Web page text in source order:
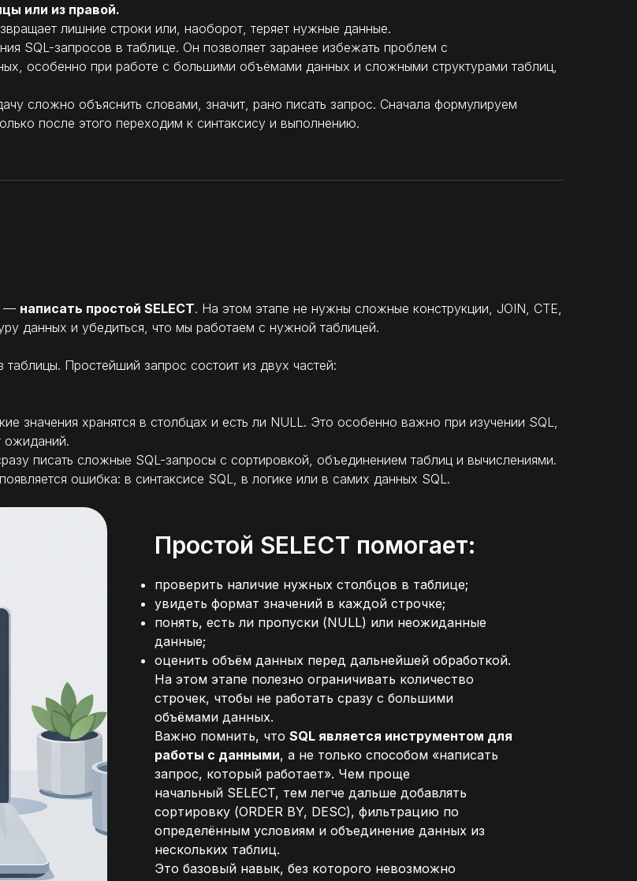
или из правой.
лишние строки или, наоборот, теряет нужные данные.
SQL-запросов в таблице. Он позволяет заранее избежать проблем с
особенно при работе с большими объёмами данных и сложными структурами таблиц,
сложно объяснить словами, значит, рано писать запрос. Сначала формулируем
после этого переходим к синтаксису и выполнению.
— написать простой SELECT. На этом этапе не нужны сложные конструкции, JOIN, CTE,
данных и убедиться, что мы работаем с нужной таблицей.
Простейший запрос состоит из двух частей:
значения хранятся в столбцах и есть ли NULL. Это особенно важно при изучении SQL,
ожиданий.
писать сложные SQL-запросы с сортировкой, объединением таблиц и вычислениями.
ошибка: в синтаксисе SQL, в логике или в самих данных SQL.
Простой SELECT помогает:
проверить наличие нужных столбцов в таблице;
увидеть формат значений в каждой строчке;
понять, есть ли пропуски (NULL) или неожиданные
данные;
оценить объём данных перед дальнейшей обработкой.
На этом этапе полезно ограничивать количество
строчек, чтобы не работать сразу с большими
объёмами данных.
Важно помнить, что SQL является инструментом для
работы с данными, а не только способом «написать
запрос, который работает». Чем проще
начальный SELECT, тем легче дальше добавлять
сортировку (ORDER BY, DESC), фильтрацию по
определённым условиям и объединение данных из
нескольких таблиц.
Это базовый навык, без которого невозможно